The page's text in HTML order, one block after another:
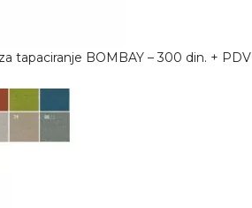
tapaciranje BOMBAY – 300 din. + PDV